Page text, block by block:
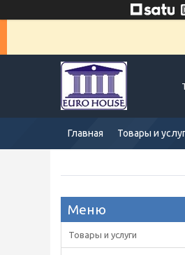
Главная Товары и
Товары и услуги